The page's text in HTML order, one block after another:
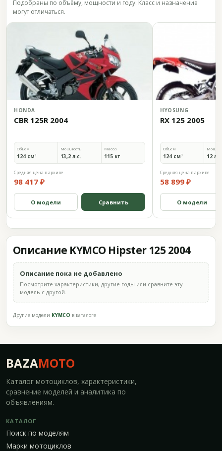
Подобраны по объёму, мощности и году. Класс и назначение
могут отличаться.
HONDA
CBR 125R 2004
Объём
124 см³
Мощность
13,2 л.с.
Масса
115 кг
Средняя цена в архиве
98 417 ₽
О модели Сравнить
HYOSUNG
RX 125 2005
Объём
124 см³ 12
Средняя цена в архиве
58 899 ₽
О модели
Описание KYMCO Hipster 125 2004
Описание пока не добавлено
Посмотрите характеристики, другие годы или сравните эту
модель с другой.
Другие модели KYMCO в каталоге
BAZAMOTO
Каталог мотоциклов, характеристики,
сравнение моделей и аналитика по
объявлениям.
КАТАЛОГ
Поиск по моделям
Марки мотоциклов